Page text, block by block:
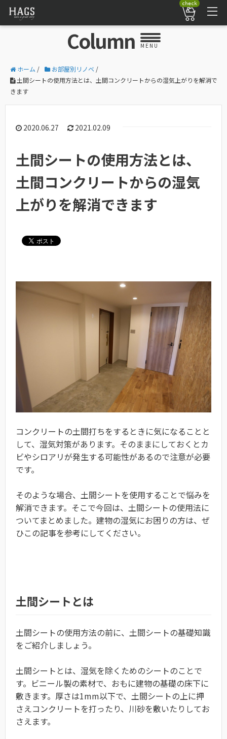
check
Column MENU
ホーム / お部屋別リノベ /
土間シートの使用方法とは、土間コンクリートからの湿気上がりを解消で
きます
2020.06.27 2021.02.09
土間シートの使用方法とは、
土間コンクリートからの湿気
上がりを解消できます
コンクリートの土間打ちをするときに気になることと
して、湿気対策があります。そのままにしておくとカ
ビやシロアリが発生する可能性があるので注意が必要
です。
そのような場合、土間シートを使用することで悩みを
解消できます。そこで今回は、土間シートの使用法に
ついてまとめました。建物の湿気にお困りの方は、ぜ
ひこの記事を参考にしてください。
土間シートとは
土間シートの使用方法の前に、土間シートの基礎知識
をご紹介しましょう。
土間シートとは、湿気を除くためのシートのことで
す。ビニール製の素材で、おもに建物の基礎の床下に
敷きます。厚さは1mm以下で、土間シートの上に押
さえコンクリートを打ったり、川砂を敷いたりしてお
さえます。